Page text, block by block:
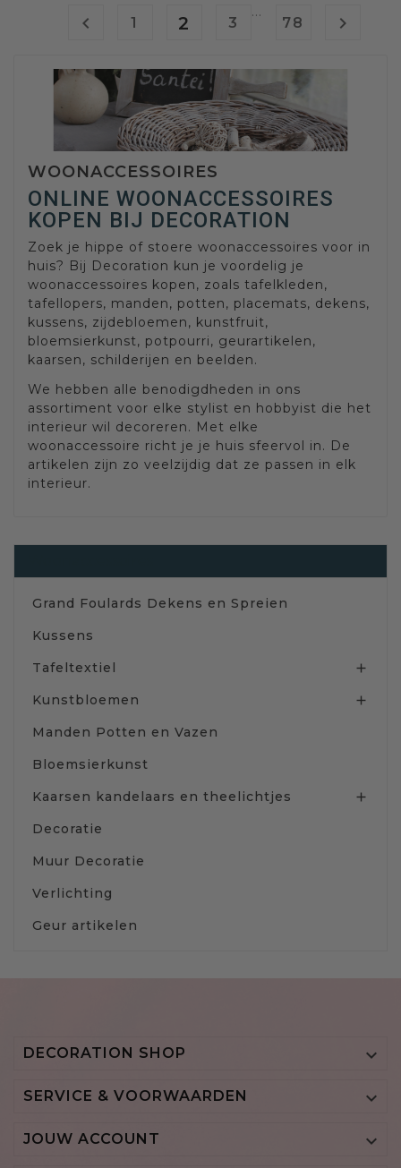
 1 2 3
…
78 
WOONACCESSOIRES
ONLINE WOONACCESSOIRES
KOPEN BIJ DECORATION
Zoek je hippe of stoere woonaccessoires voor in
huis? Bij Decoration kun je voordelig je
woonaccessoires kopen, zoals tafelkleden,
tafellopers, manden, potten, placemats, dekens,
kussens, zijdebloemen, kunstfruit,
bloemsierkunst, potpourri, geurartikelen,
kaarsen, schilderijen en beelden.
We hebben alle benodigdheden in ons
assortiment voor elke stylist en hobbyist die het
interieur wil decoreren. Met elke
woonaccessoire richt je je huis sfeervol in. De
artikelen zijn zo veelzijdig dat ze passen in elk
interieur.
Grand Foulards Dekens en Spreien
Kussens
Tafeltextiel

Kunstbloemen 
Manden Potten en Vazen
Bloemsierkunst
Kaarsen kandelaars en theelichtjes

Decoratie
Muur Decoratie
Verlichting
Geur artikelen
DECORATION SHOP 
SERVICE & VOORWAARDEN 
JOUW ACCOUNT 